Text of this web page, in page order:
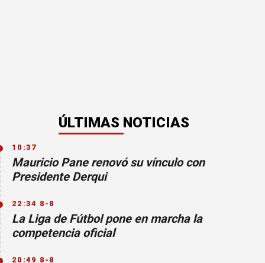
ÚLTIMAS NOTICIAS
10:37
Mauricio Pane renovó su vínculo con
Presidente Derqui
22:34 8-8
La Liga de Fútbol pone en marcha la
competencia oficial
20:49 8-8